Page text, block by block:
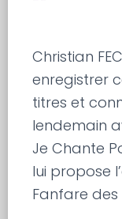
Christian
enregistrer
titres et
lendemain
Je Chante
lui propose
Fanfare des